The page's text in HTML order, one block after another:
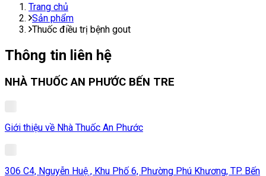
Trang chủ
Sản phẩm
Thuốc điều trị bệnh gout
Thông tin liên hệ
NHÀ THUỐC AN PHƯỚC BẾN TRE
Giới thiệu về Nhà Thuốc An Phước
306 C4, Nguyễn Huệ , Khu Phố 6, Phường Phú Khương, TP. Bến